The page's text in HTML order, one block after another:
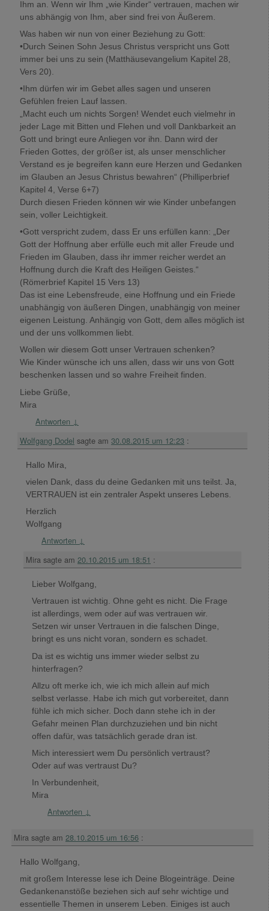
Ihm an. Wenn wir Ihm „wie Kinder“ vertrauen, machen wir
uns abhängig von Ihm, aber sind frei von Äußerem.
Was haben wir nun von einer Beziehung zu Gott:
•Durch Seinen Sohn Jesus Christus verspricht uns Gott
immer bei uns zu sein (Matthäusevangelium Kapitel 28,
Vers 20).
•Ihm dürfen wir im Gebet alles sagen und unseren
Gefühlen freien Lauf lassen.
„Macht euch um nichts Sorgen! Wendet euch vielmehr in
jeder Lage mit Bitten und Flehen und voll Dankbarkeit an
Gott und bringt eure Anliegen vor ihn. Dann wird der
Frieden Gottes, der größer ist, als unser menschlicher
Verstand es je begreifen kann eure Herzen und Gedanken
im Glauben an Jesus Christus bewahren“ (Philliperbrief
Kapitel 4, Verse 6+7)
Durch diesen Frieden können wir wie Kinder unbefangen
sein, voller Leichtigkeit.
•Gott verspricht zudem, dass Er uns erfüllen kann: „Der
Gott der Hoffnung aber erfülle euch mit aller Freude und
Frieden im Glauben, dass ihr immer reicher werdet an
Hoffnung durch die Kraft des Heiligen Geistes.“
(Römerbrief Kapitel 15 Vers 13)
Das ist eine Lebensfreude, eine Hoffnung und ein Friede
unabhängig von äußeren Dingen, unabhängig von meiner
eigenen Leistung. Anhängig von Gott, dem alles möglich ist
und der uns vollkommen liebt.
Wollen wir diesem Gott unser Vertrauen schenken?
Wie Kinder wünsche ich uns allen, dass wir uns von Gott
beschenken lassen und so wahre Freiheit finden.
Liebe Grüße,
Mira
Antworten ↓
Wolfgang Dodel sagte am 30.08.2015 um 12:23 :
Hallo Mira,
vielen Dank, dass du deine Gedanken mit uns teilst. Ja,
VERTRAUEN ist ein zentraler Aspekt unseres Lebens.
Herzlich
Wolfgang
Antworten ↓
Mira sagte am 20.10.2015 um 18:51 :
Lieber Wolfgang,
Vertrauen ist wichtig. Ohne geht es nicht. Die Frage
ist allerdings, wem oder auf was vertrauen wir.
Setzen wir unser Vertrauen in die falschen Dinge,
bringt es uns nicht voran, sondern es schadet.
Da ist es wichtig uns immer wieder selbst zu
hinterfragen?
Allzu oft merke ich, wie ich mich allein auf mich
selbst verlasse. Habe ich mich gut vorbereitet, dann
fühle ich mich sicher. Doch dann stehe ich in der
Gefahr meinen Plan durchzuziehen und bin nicht
offen dafür, was tatsächlich gerade dran ist.
Mich interessiert wem Du persönlich vertraust?
Oder auf was vertraust Du?
In Verbundenheit,
Mira
Antworten ↓
Mira sagte am 28.10.2015 um 16:56 :
Hallo Wolfgang,
mit großem Interesse lese ich Deine Blogeinträge. Deine
Gedankenanstöße beziehen sich auf sehr wichtige und
essentielle Themen in unserem Leben. Einiges ist auch